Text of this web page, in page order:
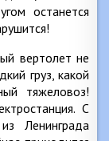
останется
вертолет не
груз, какой
тяжеловоз!
С
Ленинграда